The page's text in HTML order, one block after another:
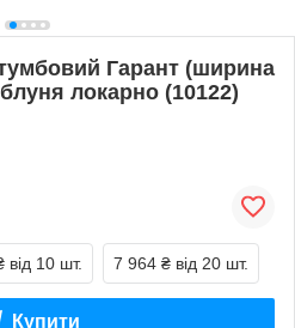
Гарант (ширина
локарно (10122)
від 10 шт. 7 964 ₴ від 20 шт.
Купити